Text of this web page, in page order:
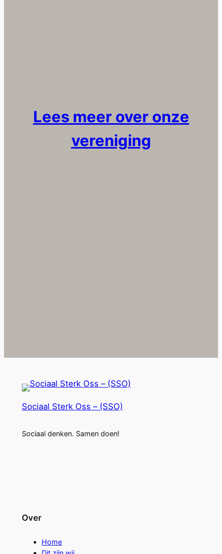
Lees meer over onze
vereniging
Sociaal Sterk Oss – (SSO)
Sociaal denken. Samen doen!
Over
Home